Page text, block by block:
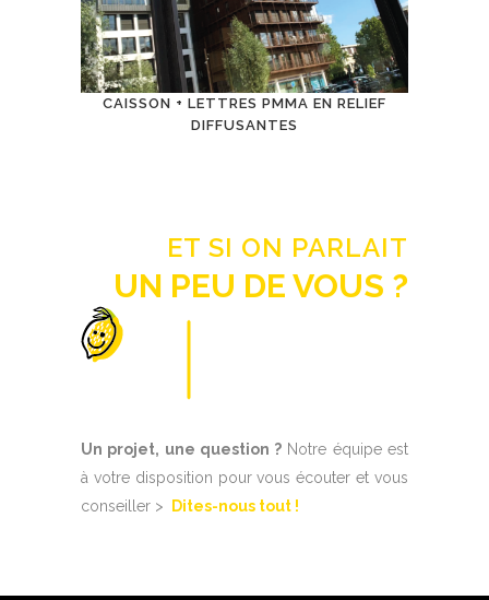
CAISSON + LETTRES PMMA EN RELIEF
DIFFUSANTES
ET SI ON PARLAIT
UN PEU DE VOUS ?
Un projet, une question ? Notre équipe est
à votre disposition pour vous écouter et vous
conseiller >
Dites-nous tout !